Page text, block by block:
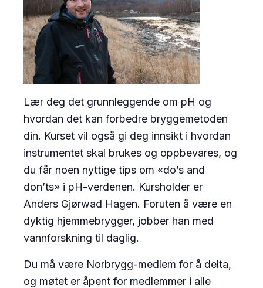
Lær deg det grunnleggende om pH og
hvordan det kan forbedre bryggemetoden
din. Kurset vil også gi deg innsikt i hvordan
instrumentet skal brukes og oppbevares, og
du får noen nyttige tips om «do’s and
don’ts» i pH-verdenen. Kursholder er
Anders Gjørwad Hagen. Foruten å være en
dyktig hjemmebrygger, jobber han med
vannforskning til daglig.
Du må være Norbrygg-medlem for å delta,
og møtet er åpent for medlemmer i alle